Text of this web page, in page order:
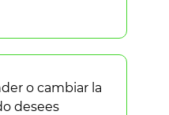
o cambiar la
desees